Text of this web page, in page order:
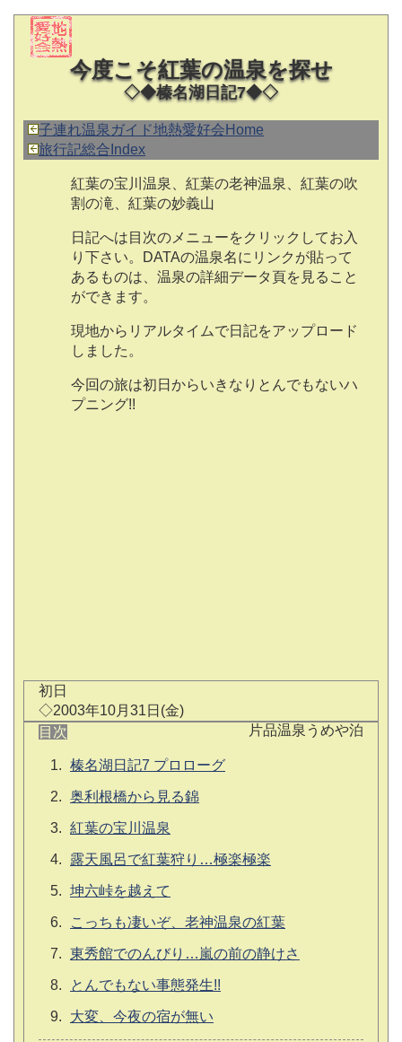
今度こそ紅葉の温泉を探せ
◇◆榛名湖日記7◆◇
子連れ温泉ガイド地熱愛好会Home
旅行記総合Index
紅葉の宝川温泉、紅葉の老神温泉、紅葉の吹
割の滝、紅葉の妙義山
日記へは目次のメニューをクリックしてお入
り下さい。DATAの温泉名にリンクが貼って
あるものは、温泉の詳細データ頁を見ること
ができます。
現地からリアルタイムで日記をアップロード
しました。
今回の旅は初日からいきなりとんでもないハ
プニング!!
初日
◇2003年10月31日(金)
片品温泉うめや泊
目次
榛名湖日記7 プロローグ
奥利根橋から見る錦
紅葉の宝川温泉
露天風呂で紅葉狩り…極楽極楽
坤六峠を越えて
こっちも凄いぞ、老神温泉の紅葉
東秀館でのんびり…嵐の前の静けさ
とんでもない事態発生!!
大変、今夜の宿が無い